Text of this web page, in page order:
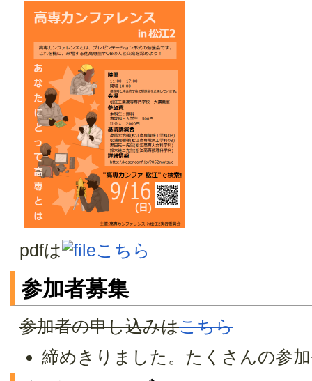
pdfは こちら
参加者募集
参加者の申し込みはこちら
締めきりました。たくさんの参